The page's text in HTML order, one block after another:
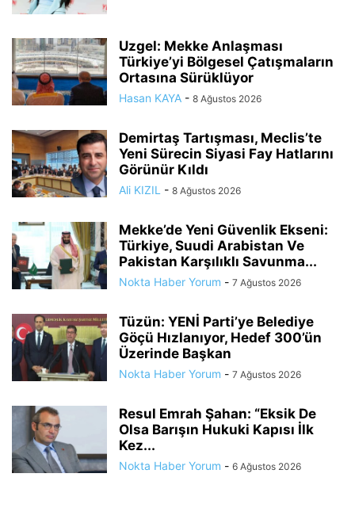
Uzgel: Mekke Anlaşması
Türkiye’yi Bölgesel Çatışmaların
Ortasına Sürüklüyor
Hasan KAYA - 8 Ağustos 2026
Demirtaş Tartışması, Meclis’te
Yeni Sürecin Siyasi Fay Hatlarını
Görünür Kıldı
Ali KIZIL - 8 Ağustos 2026
Mekke’de Yeni Güvenlik Ekseni:
Türkiye, Suudi Arabistan Ve
Pakistan Karşılıklı Savunma...
Nokta Haber Yorum - 7 Ağustos 2026
Tüzün: YENİ Parti’ye Belediye
Göçü Hızlanıyor, Hedef 300’ün
Üzerinde Başkan
Nokta Haber Yorum - 7 Ağustos 2026
Resul Emrah Şahan: “Eksik De
Olsa Barışın Hukuki Kapısı İlk
Kez...
Nokta Haber Yorum - 6 Ağustos 2026